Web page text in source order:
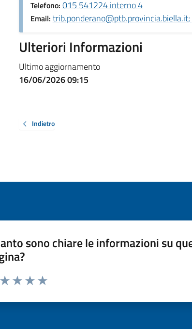
Telefono: 015 541224 interno 4
Email:
Ulteriori Informazioni
Ultimo aggiornamento
16/06/2026 09:15
Indietro
sono chiare le informazioni su
da 1 a 5 stelle la pagina